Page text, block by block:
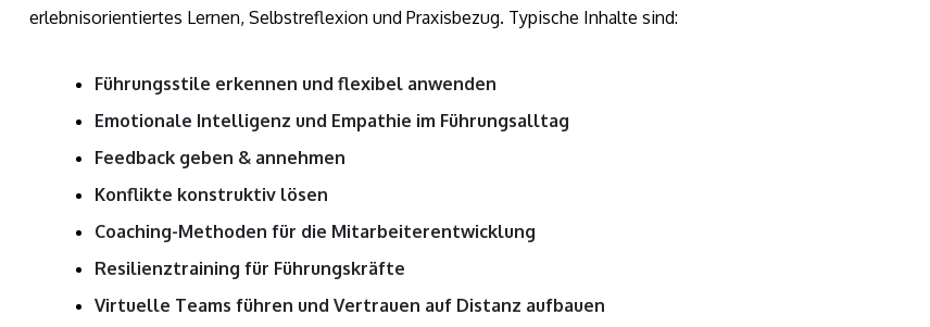
erlebnisorientiertes Lernen, Selbstreflexion und Praxisbezug. Typische Inhalte sind:
Führungsstile erkennen und flexibel anwenden
Emotionale Intelligenz und Empathie im Führungsalltag
Feedback geben & annehmen
Konflikte konstruktiv lösen
Coaching-Methoden für die Mitarbeiterentwicklung
Resilienztraining für Führungskräfte
Virtuelle Teams führen und Vertrauen auf Distanz aufbauen